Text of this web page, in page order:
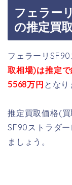
フェラー
の推定買
フェラーリ
取相場)は推定
5568万円 となり
推定買取価格(
SF90ストラダ
ましょう。